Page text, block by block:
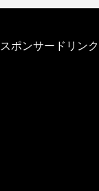
スポンサードリンク